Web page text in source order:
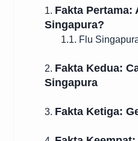
1. Fakta Pertama:
Singapura?
1.1. Flu
2. Fakta Kedua:
Singapura
3. Fakta Ketiga: